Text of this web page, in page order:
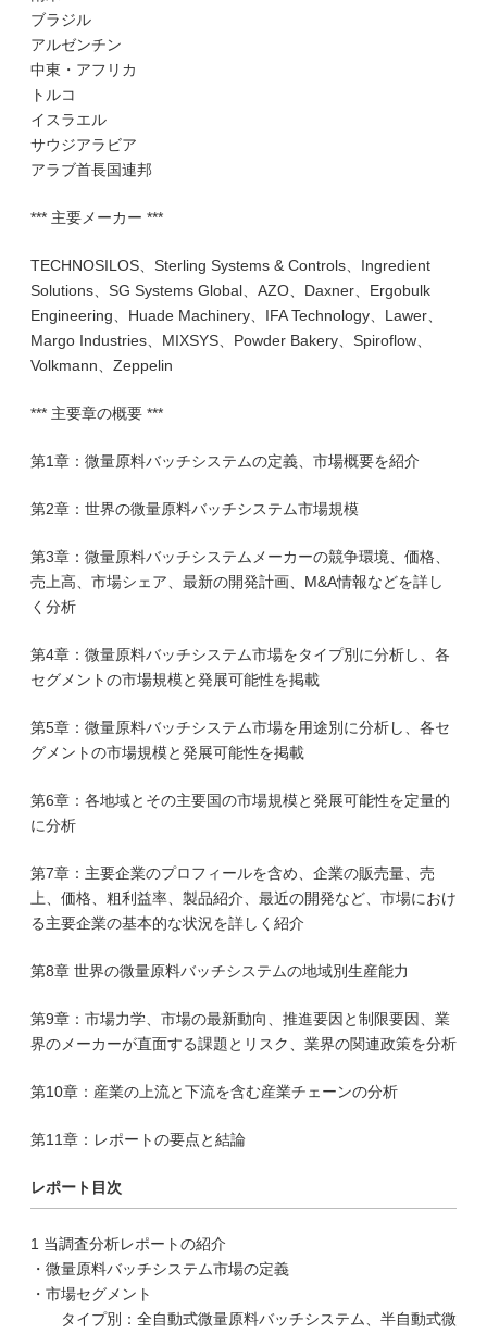
ブラジル
アルゼンチン
中東・アフリカ
トルコ
イスラエル
サウジアラビア
アラブ首長国連邦
*** 主要メーカー ***
TECHNOSILOS、Sterling Systems & Controls、Ingredient
Solutions、SG Systems Global、AZO、Daxner、Ergobulk
Engineering、Huade Machinery、IFA Technology、Lawer、
Margo Industries、MIXSYS、Powder Bakery、Spiroflow、
Volkmann、Zeppelin
*** 主要章の概要 ***
第1章：微量原料バッチシステムの定義、市場概要を紹介
第2章：世界の微量原料バッチシステム市場規模
第3章：微量原料バッチシステムメーカーの競争環境、価格、
売上高、市場シェア、最新の開発計画、M&A情報などを詳し
く分析
第4章：微量原料バッチシステム市場をタイプ別に分析し、各
セグメントの市場規模と発展可能性を掲載
第5章：微量原料バッチシステム市場を用途別に分析し、各セ
グメントの市場規模と発展可能性を掲載
第6章：各地域とその主要国の市場規模と発展可能性を定量的
に分析
第7章：主要企業のプロフィールを含め、企業の販売量、売
上、価格、粗利益率、製品紹介、最近の開発など、市場におけ
る主要企業の基本的な状況を詳しく紹介
第8章 世界の微量原料バッチシステムの地域別生産能力
第9章：市場力学、市場の最新動向、推進要因と制限要因、業
界のメーカーが直面する課題とリスク、業界の関連政策を分析
第10章：産業の上流と下流を含む産業チェーンの分析
第11章：レポートの要点と結論
レポート目次
1 当調査分析レポートの紹介
・微量原料バッチシステム市場の定義
・市場セグメント
タイプ別：全自動式微量原料バッチシステム、半自動式微